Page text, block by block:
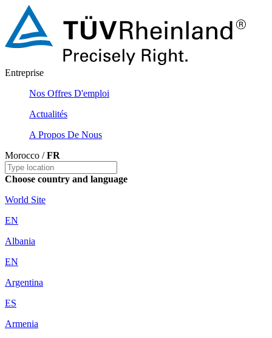
Entreprise
Nos Offres D'emploi
Actualités
A Propos De Nous
Morocco /FR
Choose country and language
World Site
EN
Albania
EN
Argentina
ES
Armenia